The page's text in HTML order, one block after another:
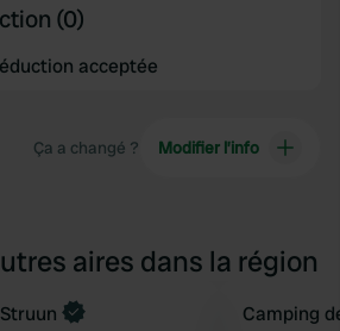
(0)
acceptée
Ça a changé ? Modifier l’info
aires dans la région
Camping